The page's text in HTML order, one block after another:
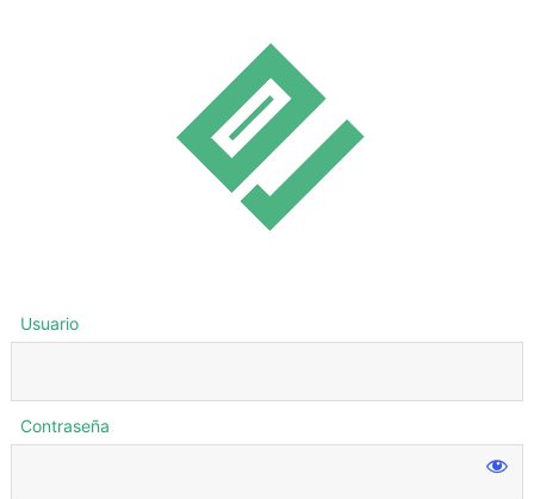
Usuario
Contraseña